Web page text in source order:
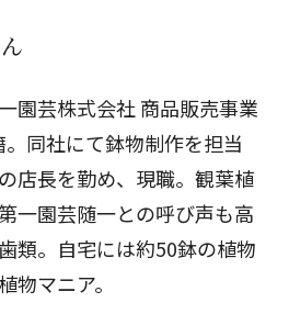
園芸株式会社 商品販売事業
同社にて鉢物制作を担当
店長を勤め、現職。観葉植
一園芸随一との呼び声も高
類。自宅には約50鉢の植物
物マニア。